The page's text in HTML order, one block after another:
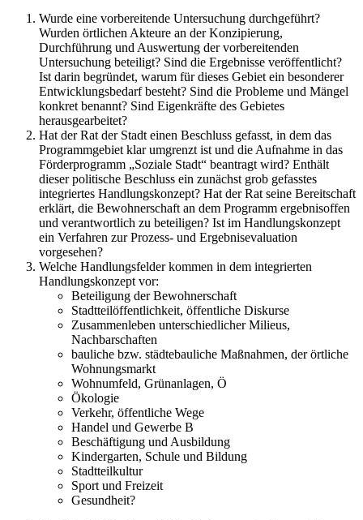
Wurde eine vorbereitende Untersuchung durchgeführt?
Wurden örtlichen Akteure an der Konzipierung,
Durchführung und Auswertung der vorbereitenden
Untersuchung beteiligt? Sind die Ergebnisse veröffentlicht?
Ist darin begründet, warum für dieses Gebiet ein besonderer
Entwicklungsbedarf besteht? Sind die Probleme und Mängel
konkret benannt? Sind Eigenkräfte des Gebietes
herausgearbeitet?
Hat der Rat der Stadt einen Beschluss gefasst, in dem das
Programmgebiet klar umgrenzt ist und die Aufnahme in das
Förderprogramm „Soziale Stadt“ beantragt wird? Enthält
dieser politische Beschluss ein zunächst grob gefasstes
integriertes Handlungskonzept? Hat der Rat seine Bereitschaft
erklärt, die Bewohnerschaft an dem Programm ergebnisoffen
und verantwortlich zu beteiligen? Ist im Handlungskonzept
ein Verfahren zur Prozess- und Ergebnisevaluation
vorgesehen?
Welche Handlungsfelder kommen in dem integrierten
Handlungskonzept vor:
Beteiligung der Bewohnerschaft
Stadtteilöffentlichkeit, öffentliche Diskurse
Zusammenleben unterschiedlicher Milieus,
Nachbarschaften
bauliche bzw. städtebauliche Maßnahmen, der örtliche
Wohnungsmarkt
Wohnumfeld, Grünanlagen, Ö
Ökologie
Verkehr, öffentliche Wege
Handel und Gewerbe B
Beschäftigung und Ausbildung
Kindergarten, Schule und Bildung
Stadtteilkultur
Sport und Freizeit
Gesundheit?